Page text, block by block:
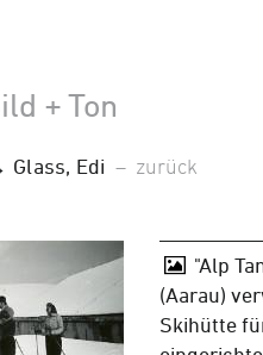
+ Ton
Glass, Edi – zurück
"Alp
(Aarau)
Skihütte